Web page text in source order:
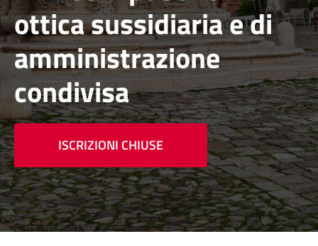
ottica sussidiaria e di
amministrazione
condivisa
ISCRIZIONI CHIUSE